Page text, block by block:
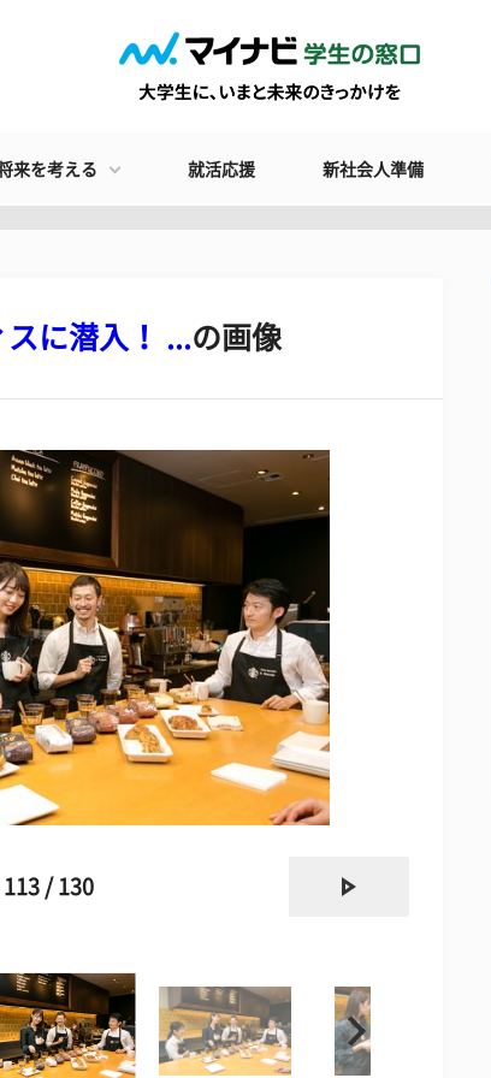
来を考える 就活応援 新社会人準備
に潜入！ ...の画像
113 / 130